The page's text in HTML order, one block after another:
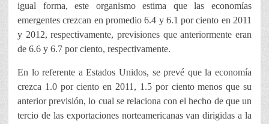
igual forma, este organismo estima que las economías
emergentes crezcan en promedio 6.4 y 6.1 por ciento en 2011
y 2012, respectivamente, previsiones que anteriormente eran
de 6.6 y 6.7 por ciento, respectivamente.
En lo referente a Estados Unidos, se prevé que la economía
crezca 1.0 por ciento en 2011, 1.5 por ciento menos que su
anterior previsión, lo cual se relaciona con el hecho de que un
tercio de las exportaciones norteamericanas van dirigidas a la